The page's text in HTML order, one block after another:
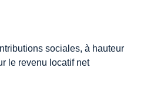
sociales, à hauteur
le revenu locatif net